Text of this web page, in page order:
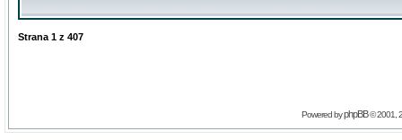
Strana 1 z 407
Powered byphpBB© 2001,